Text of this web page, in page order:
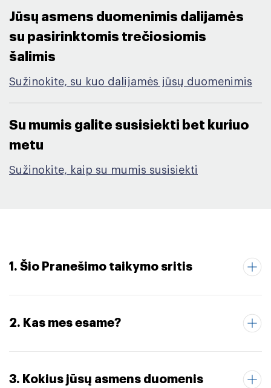
Jūsų asmens duomenimis dalijamės
su pasirinktomis trečiosiomis
šalimis​
Sužinokite, su kuo dalijamės jūsų duomenimis
Su mumis galite susisiekti bet kuriuo
metu ​
Sužinokite, kaip su mumis susisiekti
1. Šio Pranešimo taikymo sritis
2. Kas mes esame?
3. Kokius jūsų asmens duomenis